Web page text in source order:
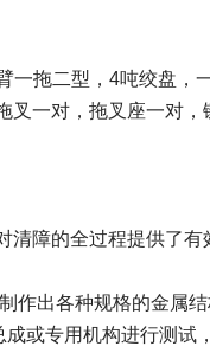
一拖二型，4吨绞盘，
叉一对，拖叉座一对，
清障的全过程提供了有
作出各种规格的金属
或专用机构进行测试